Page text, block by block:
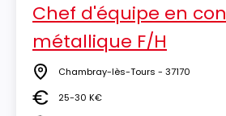
Chef d'équipe en
métallique F/H
Lieu Chambray-lès-Tours - 37170
Salaire25-30 K€